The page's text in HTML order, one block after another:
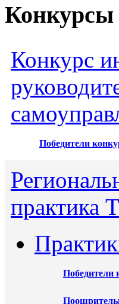
Конкурсы
Конкурс
Победители
практика
Победители